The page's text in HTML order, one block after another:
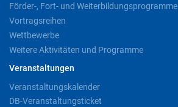
Förder-, Fort- und Weiterbildungsprogramme
Vortragsreihen
Wettbewerbe
Weitere Aktivitäten und Programme
Veranstaltungen
Veranstaltungskalender
DB-Veranstaltungsticket